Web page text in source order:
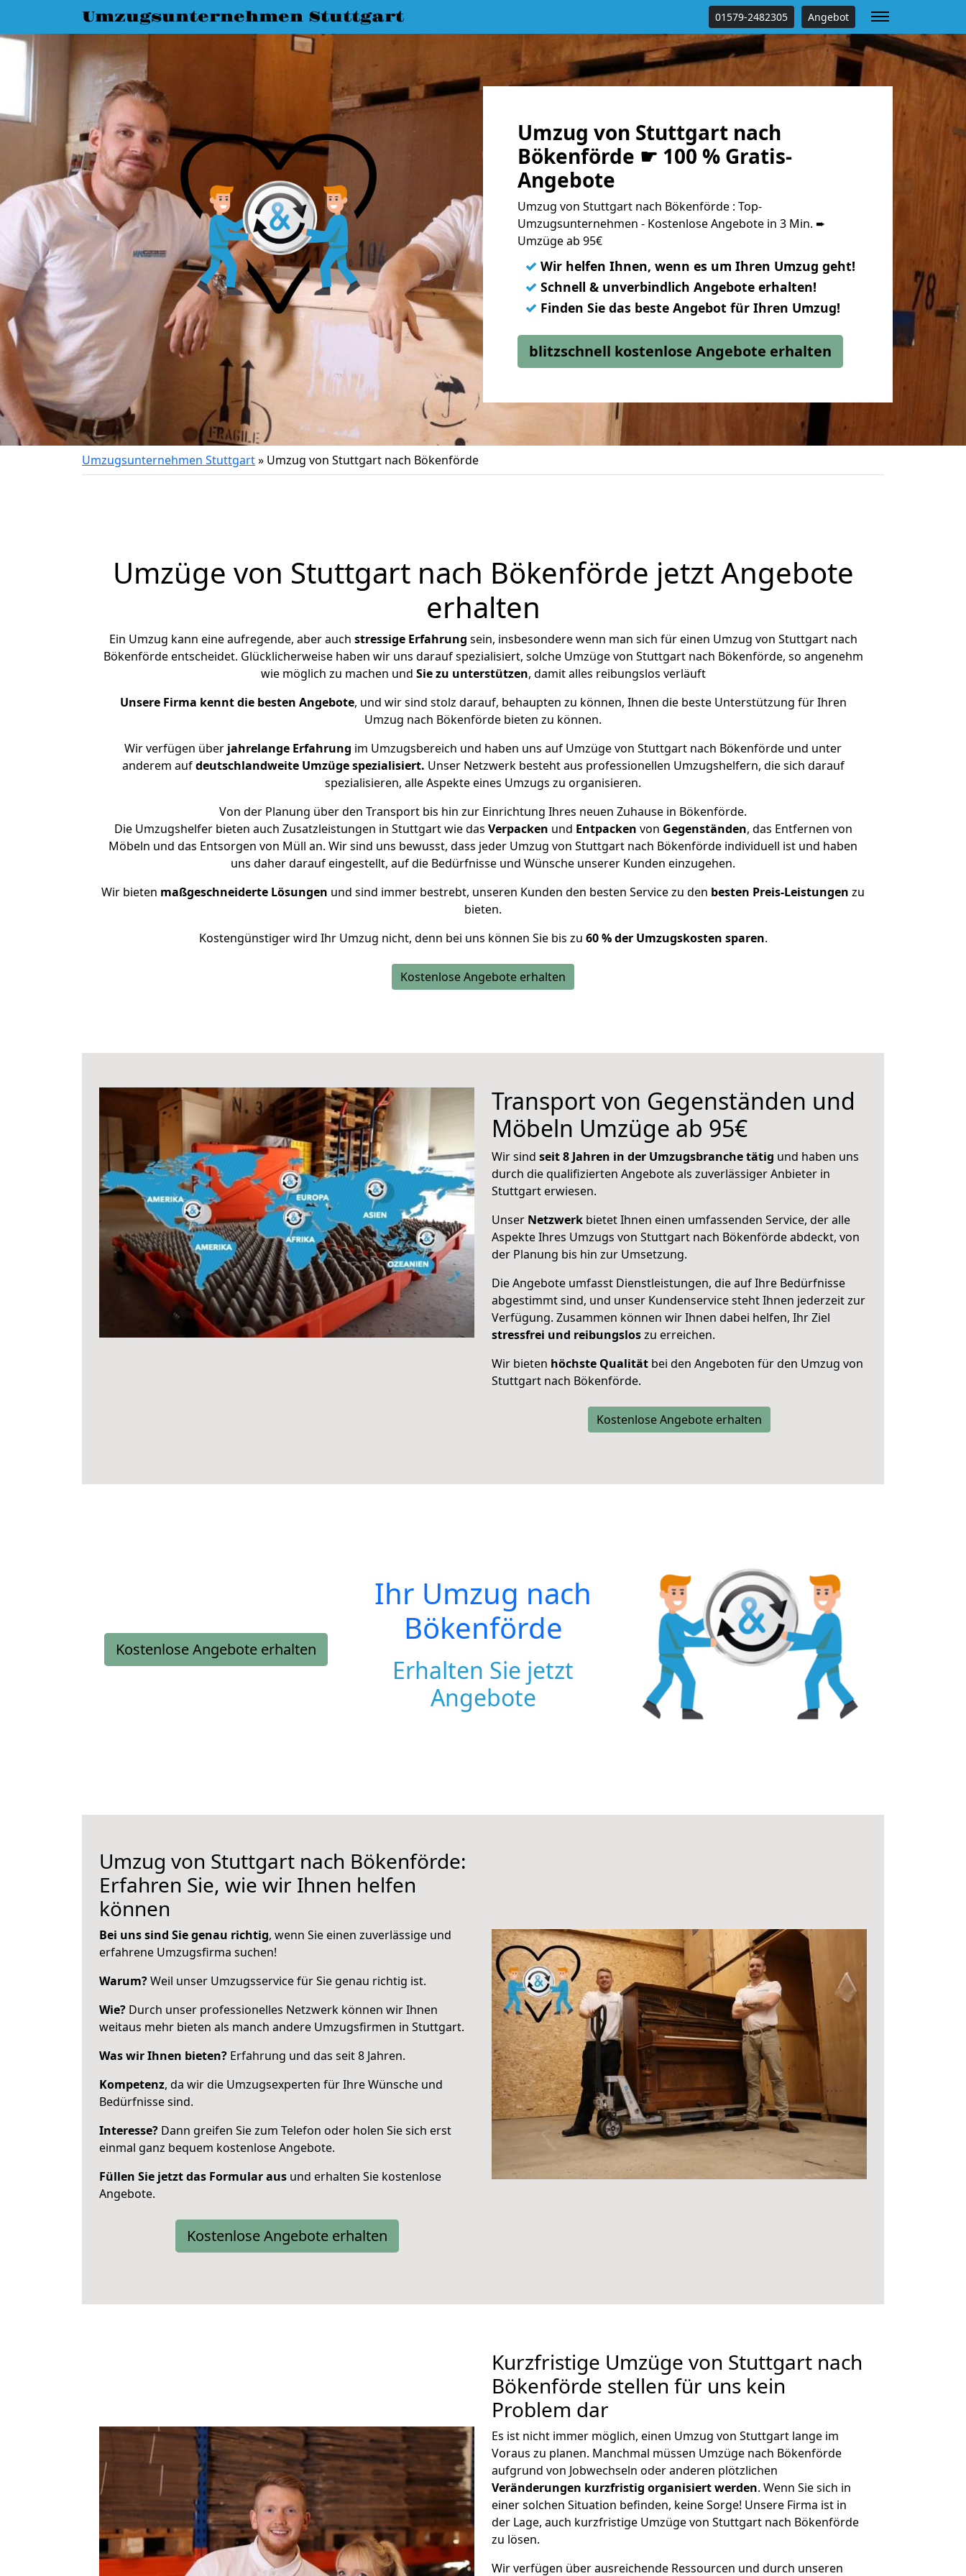
Umzugsunternehmen Stuttgart 01579-2482305 Angebot
Umzug von Stuttgart nach
Bökenförde ☛ 100 % Gratis-
Angebote
Umzug von Stuttgart nach Bökenförde : Top-
Umzugsunternehmen - Kostenlose Angebote in 3 Min. ➨
Umzüge ab 95€
✓ Wir helfen Ihnen, wenn es um Ihren Umzug geht!
✓ Schnell & unverbindlich Angebote erhalten!
✓ Finden Sie das beste Angebot für Ihren Umzug!
blitzschnell kostenlose Angebote erhalten
Umzugsunternehmen Stuttgart» Umzug von Stuttgart nach Bökenförde
Umzüge von Stuttgart nach Bökenförde jetzt Angebote
erhalten
Ein Umzug kann eine aufregende, aber auch stressige Erfahrung sein, insbesondere wenn man sich für einen Umzug von Stuttgart nach
Bökenförde entscheidet. Glücklicherweise haben wir uns darauf spezialisiert, solche Umzüge von Stuttgart nach Bökenförde, so angenehm
wie möglich zu machen und Sie zu unterstützen, damit alles reibungslos verläuft
Unsere Firma kennt die besten Angebote, und wir sind stolz darauf, behaupten zu können, Ihnen die beste Unterstützung für Ihren
Umzug nach Bökenförde bieten zu können.
Wir verfügen über jahrelange Erfahrung im Umzugsbereich und haben uns auf Umzüge von Stuttgart nach Bökenförde und unter
anderem aufdeutschlandweite Umzüge spezialisiert. Unser Netzwerk besteht aus professionellen Umzugshelfern, die sich darauf
spezialisieren, alle Aspekte eines Umzugs zu organisieren.
Von der Planung über den Transport bis hin zur Einrichtung Ihres neuen Zuhause in Bökenförde.
Die Umzugshelfer bieten auch Zusatzleistungen in Stuttgart wie das Verpacken und Entpacken von Gegenständen, das Entfernen von
Möbeln und das Entsorgen von Müll an. Wir sind uns bewusst, dass jeder Umzug von Stuttgart nach Bökenförde individuell ist und haben
uns daher darauf eingestellt, auf die Bedürfnisse und Wünsche unserer Kunden einzugehen.
Wir bieten maßgeschneiderte Lösungen und sind immer bestrebt, unseren Kunden den besten Service zu den besten Preis-Leistungen zu
bieten.
Kostengünstiger wird Ihr Umzug nicht, denn bei uns können Sie bis zu 60 % der Umzugskosten sparen.
Kostenlose Angebote erhalten
Transport von Gegenständen und
Möbeln Umzüge ab 95€
Wir sind seit 8 Jahren in der Umzugsbranche tätig und haben uns
durch die qualifizierten Angebote als zuverlässiger Anbieter in
Stuttgart erwiesen.
Unser Netzwerk bietet Ihnen einen umfassenden Service, der alle
Aspekte Ihres Umzugs von Stuttgart nach Bökenförde abdeckt, von
der Planung bis hin zur Umsetzung.
Die Angebote umfasst Dienstleistungen, die auf Ihre Bedürfnisse
abgestimmt sind, und unser Kundenservice steht Ihnen jederzeit zur
Verfügung. Zusammen können wir Ihnen dabei helfen, Ihr Ziel
stressfrei und reibungsloszu erreichen.
Wir bieten höchste Qualität bei den Angeboten für den Umzug von
Stuttgart nach Bökenförde.
Kostenlose Angebote erhalten
Kostenlose Angebote erhalten
Ihr Umzug nach
Bökenförde
Erhalten Sie jetzt
Angebote
Umzug von Stuttgart nach Bökenförde:
Erfahren Sie, wie wir Ihnen helfen
können
Bei uns sind Sie genau richtig, wenn Sie einen zuverlässige und
erfahrene Umzugsfirma suchen!
Warum?Weil unser Umzugsservice für Sie genau richtig ist.
Wie? Durch unser professionelles Netzwerk können wir Ihnen
weitaus mehr bieten als manch andere Umzugsfirmen in Stuttgart.
Was wir Ihnen bieten? Erfahrung und das seit 8 Jahren.
Kompetenz, da wir die Umzugsexperten für Ihre Wünsche und
Bedürfnisse sind.
Interesse? Dann greifen Sie zum Telefon oder holen Sie sich erst
einmal ganz bequem kostenlose Angebote.
Füllen Sie jetzt das Formular aus und erhalten Sie kostenlose
Angebote.
Kostenlose Angebote erhalten
Kurzfristige Umzüge von Stuttgart nach
Bökenförde stellen für uns kein
Problem dar
Es ist nicht immer möglich, einen Umzug von Stuttgart lange im
Voraus zu planen. Manchmal müssen Umzüge nach Bökenförde
aufgrund von Jobwechseln oder anderen plötzlichen
Veränderungen kurzfristig organisiert werden. Wenn Sie sich in
einer solchen Situation befinden, keine Sorge! Unsere Firma ist in
der Lage, auch kurzfristige Umzüge von Stuttgart nach Bökenförde
zu lösen.
Wir verfügen über ausreichende Ressourcen und durch unseren